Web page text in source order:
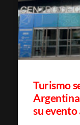
Turismo
su evento